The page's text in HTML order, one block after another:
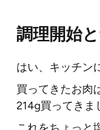
調理開始
はい、キッチン
買ってきたお肉
214g買ってきま